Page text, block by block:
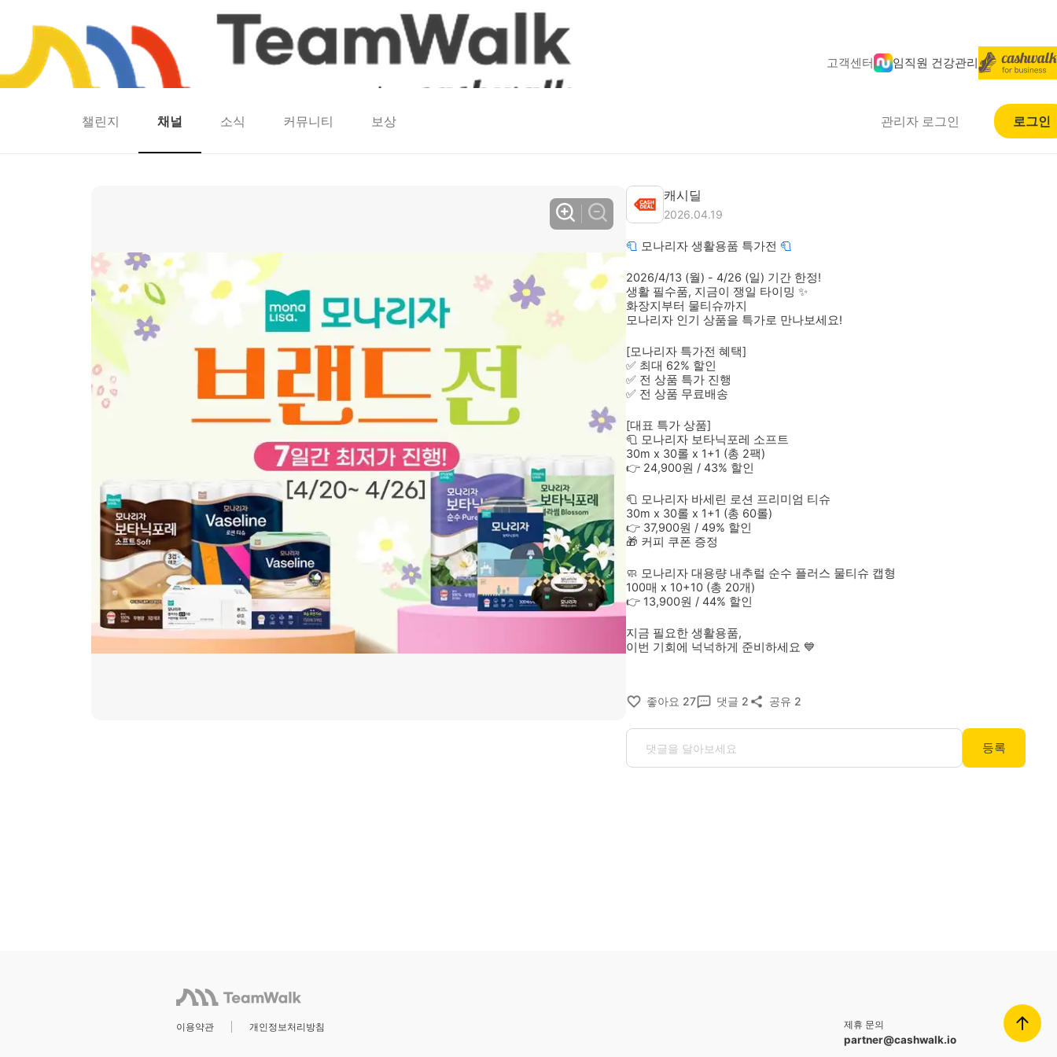
고객센터 임직원 건강관리
런마일 모두의챌린지 캐시로또 캐시딜
챌린지 채널 소식 커뮤니티 보상 관리자 로그인 로그인
캐시딜
2026.04.19
🧻 모나리자 생활용품 특가전 🧻
2026/4/13 (월) - 4/26 (일) 기간 한정!
생활 필수품, 지금이 쟁일 타이밍 ✨
화장지부터 물티슈까지
모나리자 인기 상품을 특가로 만나보세요!
[모나리자 특가전 혜택]
✅ 최대 62% 할인
✅ 전 상품 특가 진행
✅ 전 상품 무료배송
[대표 특가 상품]
🧻 모나리자 보타닉포레 소프트
30m x 30롤 x 1+1 (총 2팩)
👉 24,900원 / 43% 할인
🧻 모나리자 바세린 로션 프리미엄 티슈
30m x 30롤 x 1+1 (총 60롤)
👉 37,900원 / 49% 할인
🎁 커피 쿠폰 증정
🧼 모나리자 대용량 내추럴 순수 플러스 물티슈 캡형
100매 x 10+10 (총 20개)
👉 13,900원 / 44% 할인
지금 필요한 생활용품,
이번 기회에 넉넉하게 준비하세요 💙
좋아요 27 댓글 2 공유 2
등록
이용약관 개인정보처리방침 제휴 문의
partner@cashwalk.io